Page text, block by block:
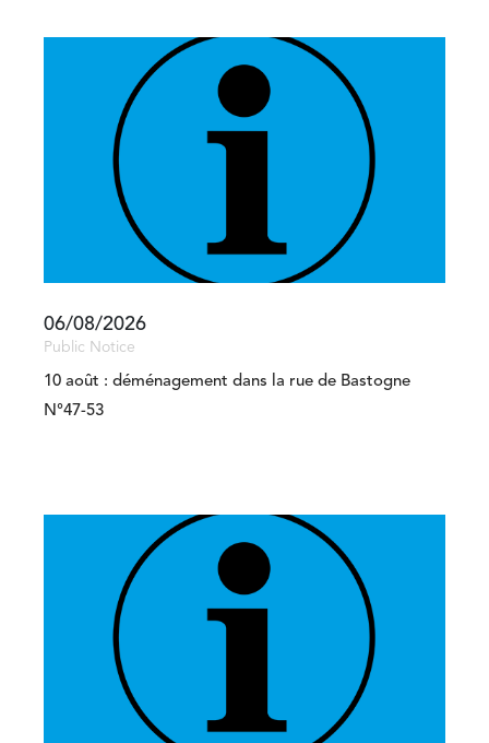
06/08/2026
Public Notice
10 août : déménagement dans la rue de Bastogne
N°47-53